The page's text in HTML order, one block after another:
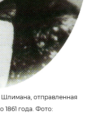
отправленная
года. Фото: